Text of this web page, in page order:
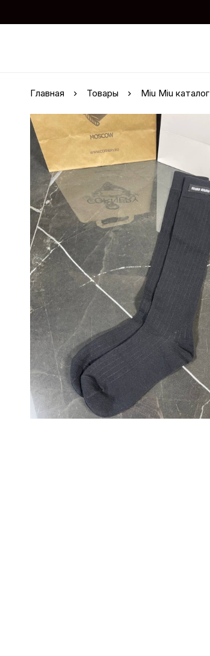
Главная Товары Miu Miu каталог